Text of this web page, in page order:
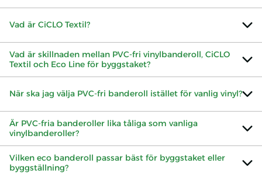
Vad är CiCLO Textil?
Vad är skillnaden mellan PVC-fri vinylbanderoll, CiCLO
Textil och Eco Line för byggstaket?
När ska jag välja PVC-fri banderoll istället för vanlig vinyl?
Är PVC-fria banderoller lika tåliga som vanliga
vinylbanderoller?
Vilken eco banderoll passar bäst för byggstaket eller
byggställning?